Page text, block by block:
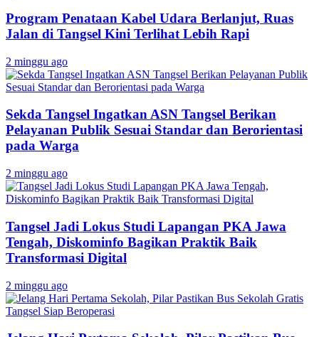
Program Penataan Kabel Udara Berlanjut, Ruas
Jalan di Tangsel Kini Terlihat Lebih Rapi
2 minggu ago
Sekda Tangsel Ingatkan ASN Tangsel Berikan
Pelayanan Publik Sesuai Standar dan Berorientasi
pada Warga
2 minggu ago
Tangsel Jadi Lokus Studi Lapangan PKA Jawa
Tengah, Diskominfo Bagikan Praktik Baik
Transformasi Digital
2 minggu ago